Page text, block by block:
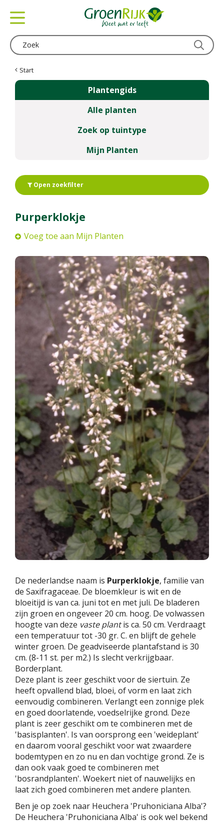
Start
Plantengids
Alle planten
Zoek op tuintype
Mijn Planten
Open zoekfilter
Purperklokje
Voeg toe aan Mijn Planten
De nederlandse naam is Purperklokje, familie van
de Saxifragaceae. De bloemkleur is wit en de
bloeitijd is van ca. juni tot en met juli. De bladeren
zijn groen en ongeveer 20 cm. hoog. De volwassen
hoogte van deze vaste plantis ca. 50 cm. Verdraagt
een temperatuur tot -30 gr. C. en blijft de gehele
winter groen. De geadviseerde plantafstand is 30
cm. (8-11 st. per m2.) Is slecht verkrijgbaar.
Borderplant.
Deze plant is zeer geschikt voor de siertuin. Ze
heeft opvallend blad, bloei, of vorm en laat zich
eenvoudig combineren. Verlangt een zonnige plek
en goed doorlatende, voedselrijke grond. Deze
plant is zeer geschikt om te combineren met de
'basisplanten'. Is van oorsprong een 'weideplant'
en daarom vooral geschikt voor wat zwaardere
bodemtypen en zo nu en dan vochtige grond. Ze is
dan ook vaak goed te combineren met
'bosrandplanten'. Woekert niet of nauwelijks en
laat zich goed combineren met andere planten.
Ben je op zoek naar Heuchera 'Pruhoniciana Alba'?
De Heuchera 'Pruhoniciana Alba' is ook wel bekend